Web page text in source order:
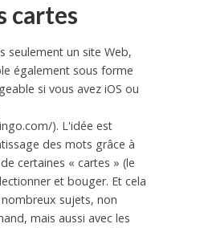
cartes
seulement un site Web,
également sous forme
si vous avez iOS ou
). L'idée est
des mots grâce à
certaines « cartes » (le
et bouger. Et cela
sujets, non
mais aussi avec les